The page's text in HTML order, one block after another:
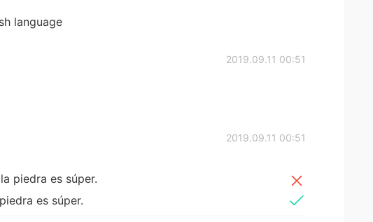
language
2019.09.11 00:51
2019.09.11 00:51
piedra es súper.
es súper.